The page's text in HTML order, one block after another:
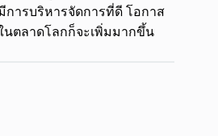
ารบริหารจัดการที่ดี โอกาส
ตลาดโลกก็จะเพิ่มมากขึ้น